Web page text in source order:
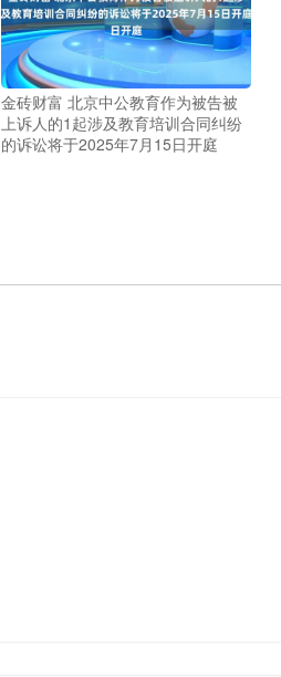
金砖财富 北京中公教育作为被告被
上诉人的1起涉及教育培训合同纠纷
的诉讼将于2025年7月15日开庭